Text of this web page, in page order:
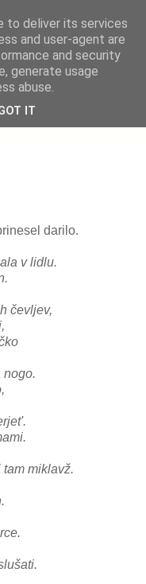
darilo.
v lidlu.
čevljev,
nogo.
miklavž.
to deliver its services
and user-agent are
and security
generate usage
abuse.
IT